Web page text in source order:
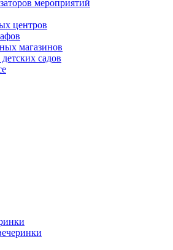
мероприятий
центров
магазинов
садов